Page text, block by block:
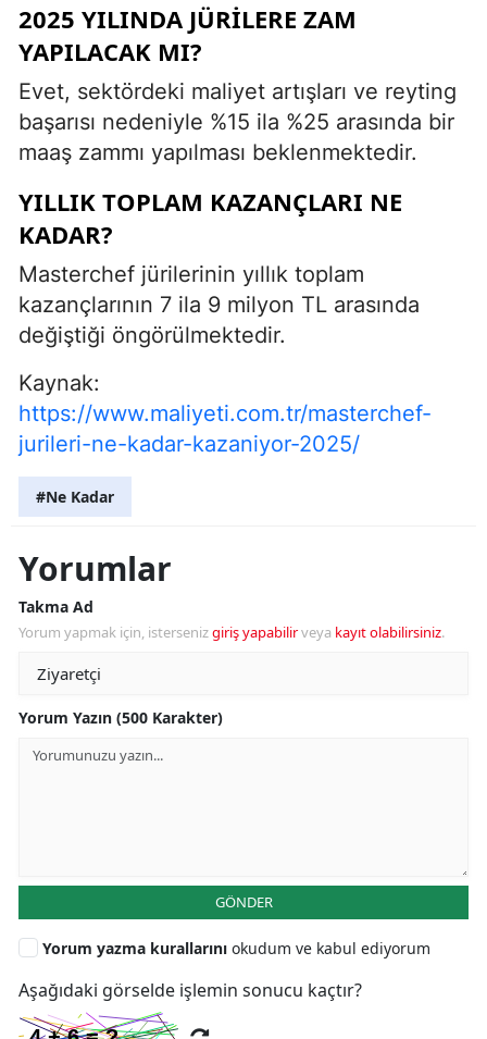
2025 YILINDA JÜRILERE ZAM
YAPILACAK MI?
Evet, sektördeki maliyet artışları ve reyting
başarısı nedeniyle %15 ila %25 arasında bir
maaş zammı yapılması beklenmektedir.
YILLIK TOPLAM KAZANÇLARI NE
KADAR?
Masterchef jürilerinin yıllık toplam
kazançlarının 7 ila 9 milyon TL arasında
değiştiği öngörülmektedir.
Kaynak:
https://www.maliyeti.com.tr/masterchef-
jurileri-ne-kadar-kazaniyor-2025/
#Ne Kadar
Yorumlar
Takma Ad
Yorum yapmak için, istersenizgiriş yapabilirveya kayıt olabilirsiniz.
Yorum Yazın (500 Karakter)
GÖNDER
Yorum yazma kurallarını okudum ve kabul ediyorum
Aşağıdaki görselde işlemin sonucu kaçtır?